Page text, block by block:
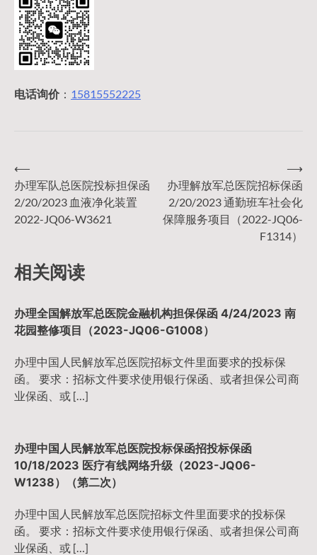
电话询价： 15815552225
文
章
导
⟵
办理军队总医院投标担保函
2/20/2023 血液净化装置
2022-JQ06-W3621
办理解放军总医院招标保函
2/20/2023 通勤班车社会化
保障服务项目（2022-JQ06-
F1314）
⟶
相关阅读
办理全国解放军总医院金融机构担保保函 4/24/2023 南
花园整修项目（2023-JQ06-G1008）
办理中国人民解放军总医院招标文件里面要求的投标保
函。 要求：招标文件要求使用银行保函、或者担保公司商
业保函、或 […]
办理中国人民解放军总医院投标保函招投标保函
10/18/2023 医疗有线网络升级（2023-JQ06-
W1238）（第二次）
办理中国人民解放军总医院招标文件里面要求的投标保
函。 要求：招标文件要求使用银行保函、或者担保公司商
业保函、或 […]